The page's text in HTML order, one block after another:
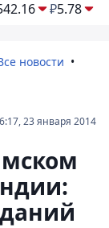
₽5.78
новости
23 января 2014